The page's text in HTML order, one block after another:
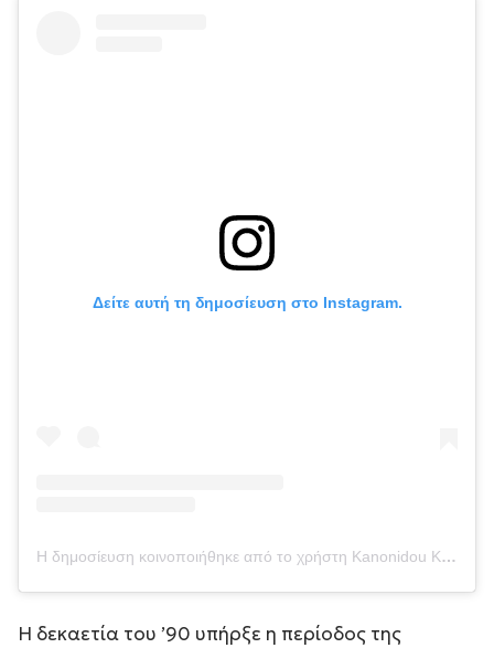
Δείτε αυτή τη δημοσίευση στο Instagram.
Η δημοσίευση κοινοποιήθηκε από το χρήστη Kanonidou Katerina (@katerinakanonidou)
Η δεκαετία του ’90 υπήρξε η περίοδος της